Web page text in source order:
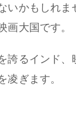
いかもしれま
画大国です。
誇るインド、
凌ぎます。